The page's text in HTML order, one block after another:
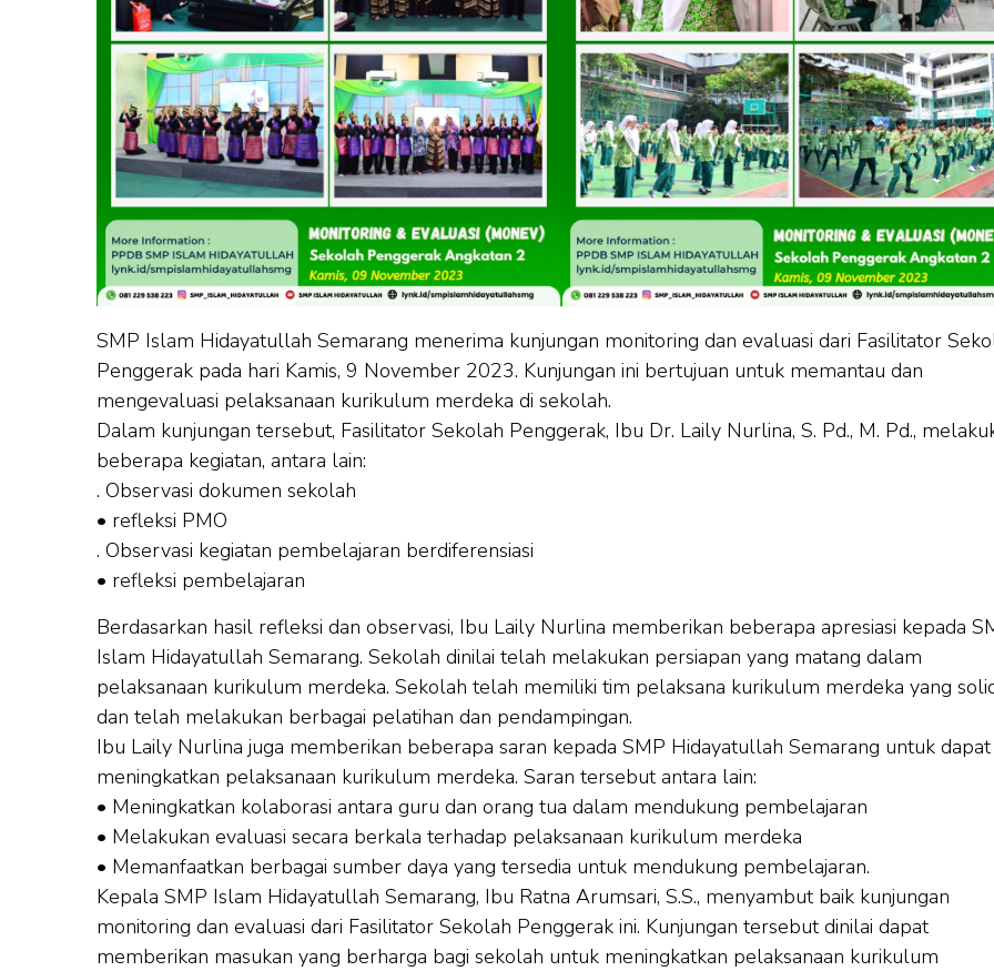
SMP Islam Hidayatullah Semarang menerima kunjungan monitoring dan evaluasi dari Fasilitator
Penggerak pada hari Kamis, 9 November 2023. Kunjungan ini bertujuan untuk memantau dan
mengevaluasi pelaksanaan kurikulum merdeka di sekolah.
Dalam kunjungan tersebut, Fasilitator Sekolah Penggerak, Ibu Dr. Laily Nurlina, S. Pd., M. Pd.,
beberapa kegiatan, antara lain:
. Observasi dokumen sekolah
• refleksi PMO
. Observasi kegiatan pembelajaran berdiferensiasi
• refleksi pembelajaran
Berdasarkan hasil refleksi dan observasi, Ibu Laily Nurlina memberikan beberapa apresiasi kepada
Islam Hidayatullah Semarang. Sekolah dinilai telah melakukan persiapan yang matang dalam
pelaksanaan kurikulum merdeka. Sekolah telah memiliki tim pelaksana kurikulum merdeka yang
dan telah melakukan berbagai pelatihan dan pendampingan.
Ibu Laily Nurlina juga memberikan beberapa saran kepada SMP Hidayatullah Semarang untuk dapat
meningkatkan pelaksanaan kurikulum merdeka. Saran tersebut antara lain:
• Meningkatkan kolaborasi antara guru dan orang tua dalam mendukung pembelajaran
• Melakukan evaluasi secara berkala terhadap pelaksanaan kurikulum merdeka
• Memanfaatkan berbagai sumber daya yang tersedia untuk mendukung pembelajaran.
Kepala SMP Islam Hidayatullah Semarang, Ibu Ratna Arumsari, S.S., menyambut baik kunjungan
monitoring dan evaluasi dari Fasilitator Sekolah Penggerak ini. Kunjungan tersebut dinilai dapat
memberikan masukan yang berharga bagi sekolah untuk meningkatkan pelaksanaan kurikulum